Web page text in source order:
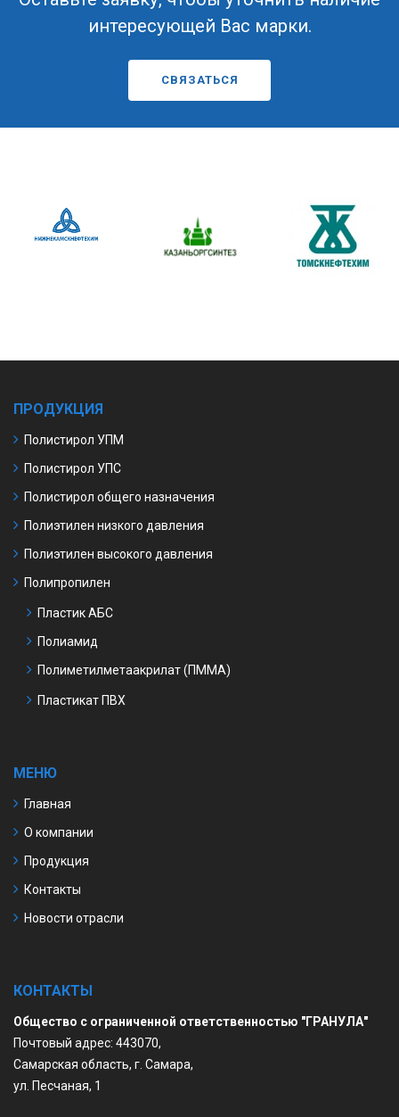
интересующей Вас марки.
СВЯЗАТЬСЯ
ПРОДУКЦИЯ
Полистирол УПМ
Полистирол УПС
Полистирол общего назначения
Полиэтилен низкого давления
Полиэтилен высокого давления
Полипропилен
Пластик АБС
Полиамид
Полиметилметаакрилат (ПММА)
Пластикат ПВХ
МЕНЮ
Главная
О компании
Продукция
Контакты
Новости отрасли
КОНТАКТЫ
Общество с ограниченной ответственностью "ГРАНУЛА"
Почтовый адрес: 443070,
Самарская область, г. Самара,
ул. Песчаная, 1